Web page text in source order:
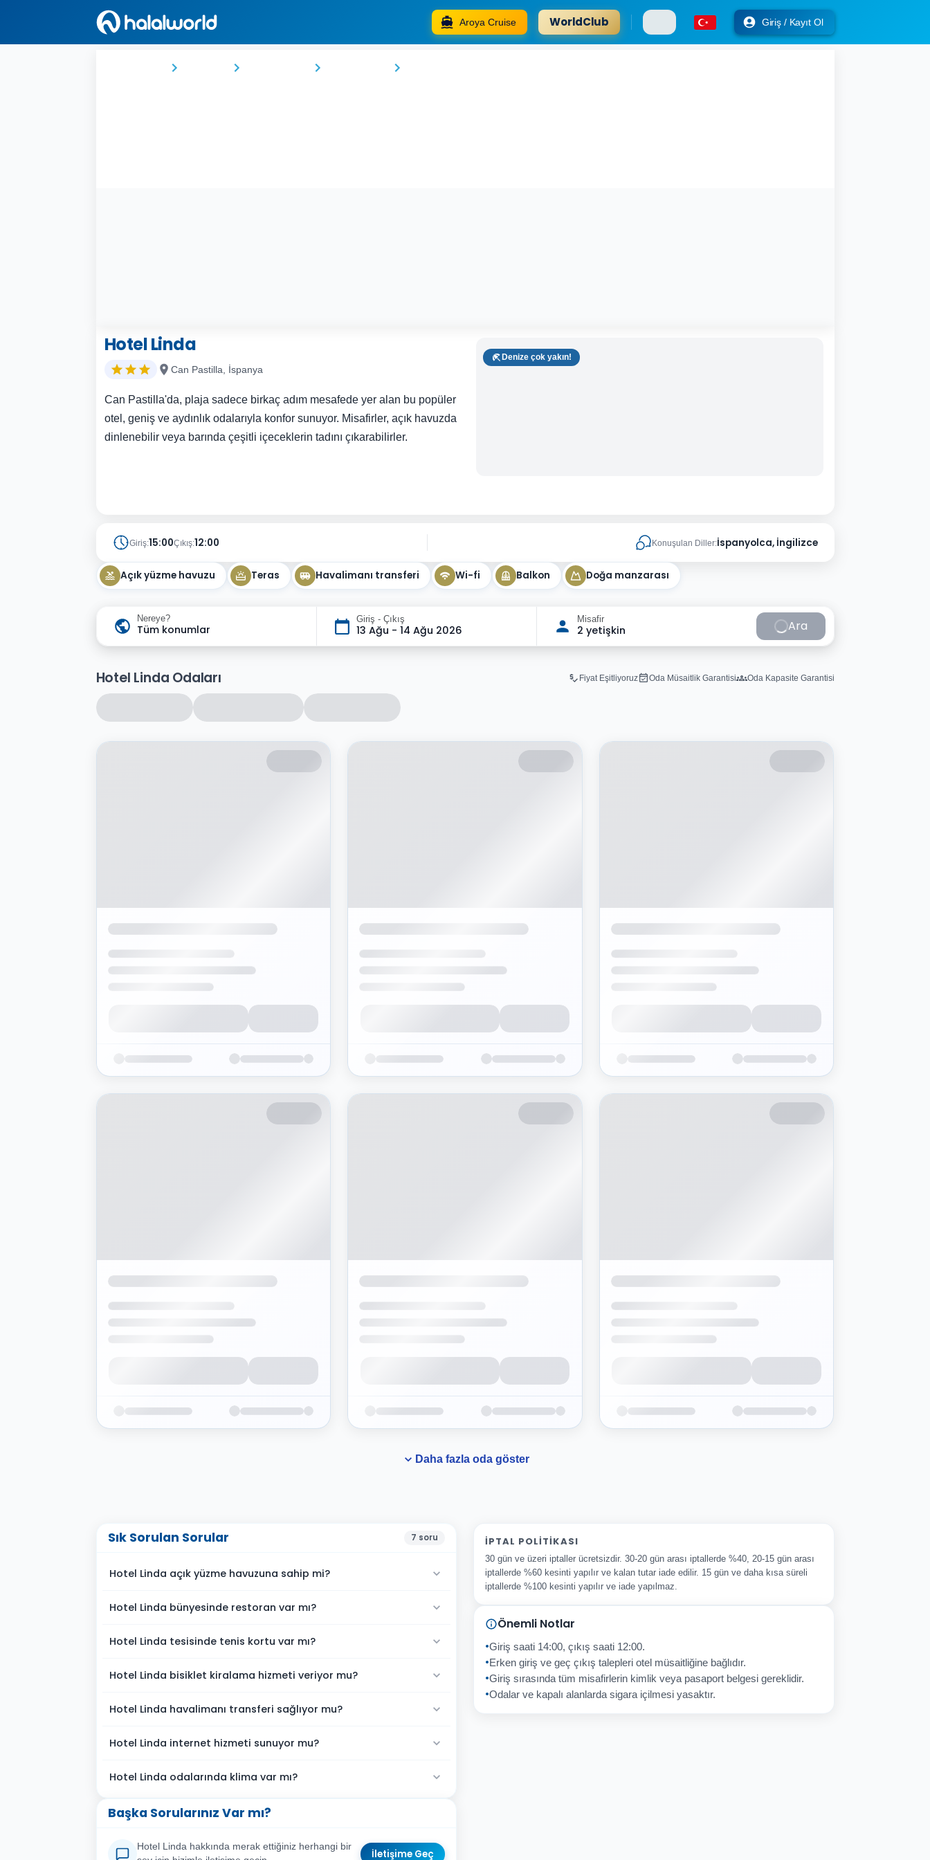
Aroya Cruise WorldClub Giriş / Kayıt Ol
Hotel Linda
Can Pastilla, İspanya
Can Pastilla'da, plaja sadece birkaç adım mesafede yer alan bu popüler
otel, geniş ve aydınlık odalarıyla konfor sunuyor. Misafirler, açık havuzda
dinlenebilir veya barında çeşitli içeceklerin tadını çıkarabilirler.
Denize çok yakın!
Giriş:15:00Çıkış:12:00 Konuşulan Diller:İspanyolca, İngilizce
Açık yüzme havuzu Teras Havalimanı transferi Wi-fi Balkon Doğa manzarası
Nereye?
Tüm konumlar
Giriş - Çıkış
13 Ağu - 14 Ağu 2026
Misafir
2 yetişkin Ara
Hotel Linda Odaları Fiyat Eşitliyoruz Oda Müsaitlik Garantisi Oda Kapasite Garantisi
Daha fazla oda göster
Sık Sorulan Sorular 7 soru
Hotel Linda açık yüzme havuzuna sahip mi?
Hotel Linda bünyesinde restoran var mı?
Hotel Linda tesisinde tenis kortu var mı?
Hotel Linda bisiklet kiralama hizmeti veriyor mu?
Hotel Linda havalimanı transferi sağlıyor mu?
Hotel Linda internet hizmeti sunuyor mu?
Hotel Linda odalarında klima var mı?
Başka Sorularınız Var mı?
Hotel Linda hakkında merak ettiğiniz herhangi bir
İletişime Geç
İPTAL POLITIKASI
30 gün ve üzeri iptaller ücretsizdir. 30-20 gün arası iptallerde %40, 20-15 gün arası
iptallerde %60 kesinti yapılır ve kalan tutar iade edilir. 15 gün ve daha kısa süreli
iptallerde %100 kesinti yapılır ve iade yapılmaz.
Önemli Notlar
Giriş saati 14:00, çıkış saati 12:00.
Erken giriş ve geç çıkış talepleri otel müsaitliğine bağlıdır.
Giriş sırasında tüm misafirlerin kimlik veya pasaport belgesi gereklidir.
Odalar ve kapalı alanlarda sigara içilmesi yasaktır.